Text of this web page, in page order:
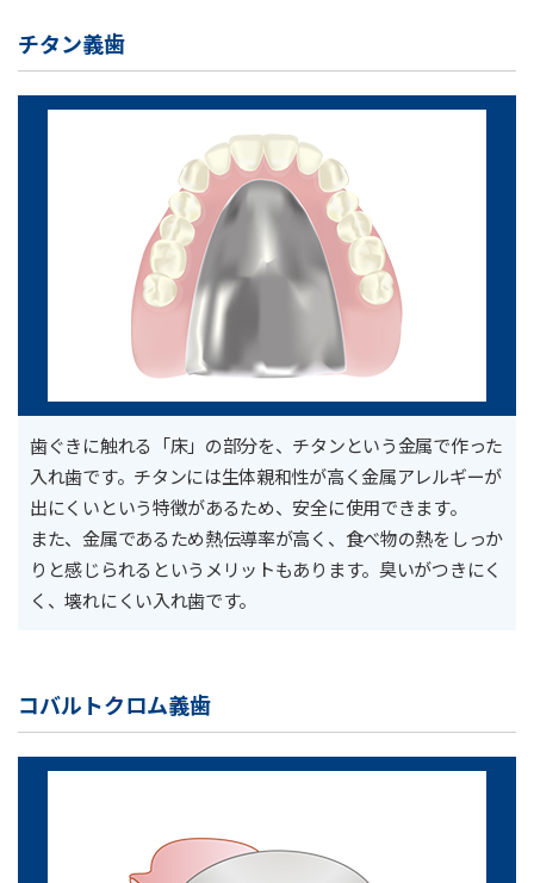
チタン義歯
歯ぐきに触れる「床」の部分を、チタンという金属で作った
入れ歯です。チタンには生体親和性が高く金属アレルギーが
出にくいという特徴があるため、安全に使用できます。
また、金属であるため熱伝導率が高く、食べ物の熱をしっか
りと感じられるというメリットもあります。臭いがつきにく
く、壊れにくい入れ歯です。
コバルトクロム義歯